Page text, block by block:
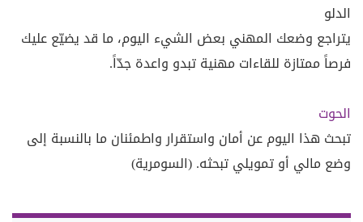
الدلو
يتراجع وضعك المهني بعض الشيء اليوم، ما قد يضيّع عليك
فرصاً ممتازة للقاءات مهنية تبدو واعدة جدّاً.
الحوت
تبحث هذا اليوم عن أمان واستقرار واطمئنان ما بالنسبة إلى
وضع مالي أو تمويلي تبحثه. (السومرية)